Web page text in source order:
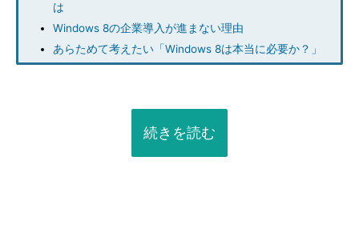
は
Windows 8の企業導入が進まない理由
あらためて考えたい「Windows 8は本当に必要か？」
続きを読む